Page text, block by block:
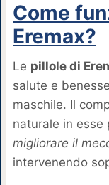
Come
Eremax?
Le pillole di
salute e
maschile. Il
naturale in
migliorare il
intervenendo